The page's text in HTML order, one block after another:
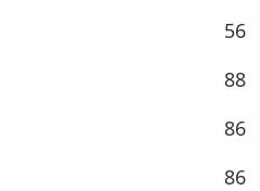
56
88
86
86